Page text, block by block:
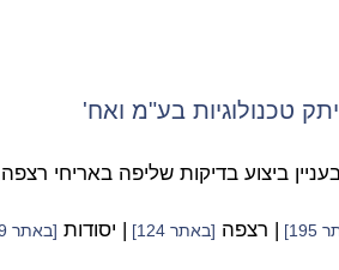
ביצוע בדיקות שליפה באריחי
| רצפה [באתר 124] | יסודות [באתר 249]